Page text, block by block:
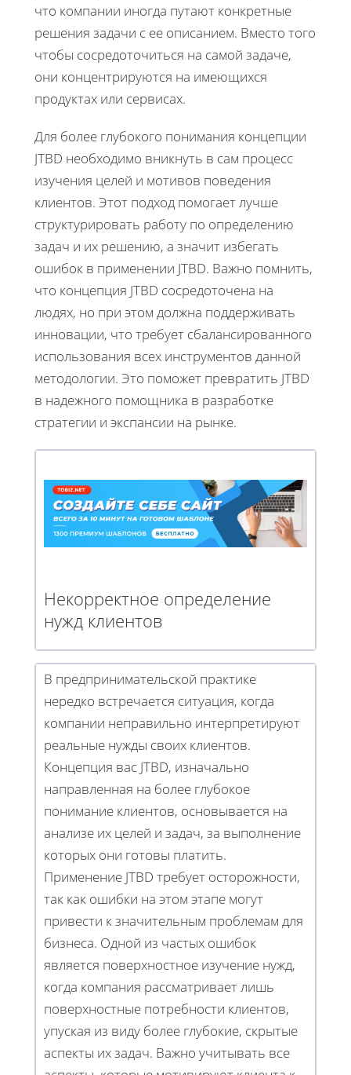
что компании иногда путают конкретные
решения задачи с ее описанием. Вместо того
чтобы сосредоточиться на самой задаче,
они концентрируются на имеющихся
продуктах или сервисах.
Для более глубокого понимания концепции
JTBD необходимо вникнуть в сам процесс
изучения целей и мотивов поведения
клиентов. Этот подход помогает лучше
структурировать работу по определению
задач и их решению, а значит избегать
ошибок в применении JTBD. Важно помнить,
что концепция JTBD сосредоточена на
людях, но при этом должна поддерживать
инновации, что требует сбалансированного
использования всех инструментов данной
методологии. Это поможет превратить JTBD
в надежного помощника в разработке
стратегии и экспансии на рынке.
Некорректное определение
нужд клиентов
В предпринимательской практике
нередко встречается ситуация, когда
компании неправильно интерпретируют
реальные нужды своих клиентов.
Концепция вас JTBD, изначально
направленная на более глубокое
понимание клиентов, основывается на
анализе их целей и задач, за выполнение
которых они готовы платить.
Применение JTBD требует осторожности,
так как ошибки на этом этапе могут
привести к значительным проблемам для
бизнеса. Одной из частых ошибок
является поверхностное изучение нужд,
когда компания рассматривает лишь
поверхностные потребности клиентов,
упуская из виду более глубокие, скрытые
аспекты их задач. Важно учитывать все